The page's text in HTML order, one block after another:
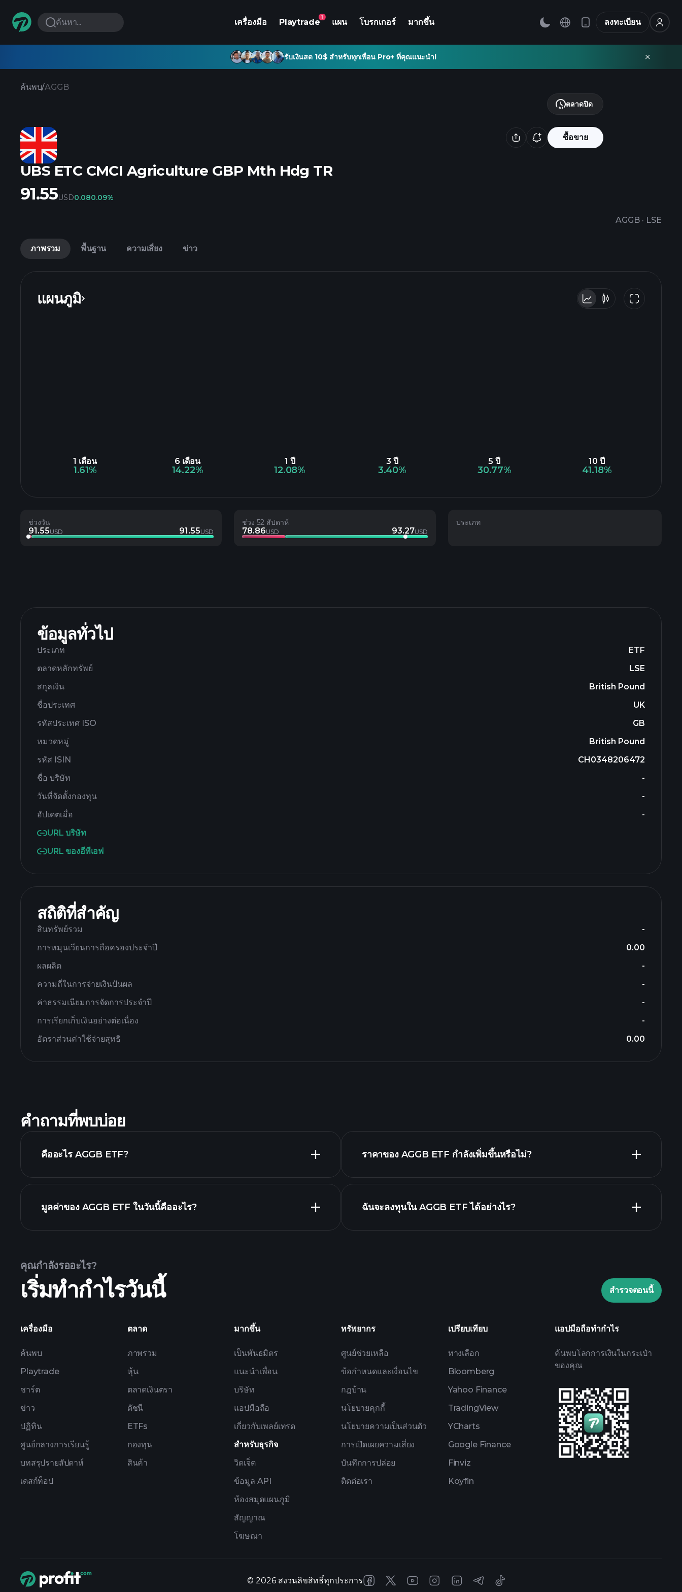
ค้นหา... เครื่องมือ Playtrade
1
แผน โบรกเกอร์ มากขึ้น ลงทะเบียน
รับเงินสด 10$ สำหรับทุกเพื่อน Pro+ ที่คุณแนะนำ!
ค้นพบ/AGGB
ซื้อขาย
UBS ETC CMCI Agriculture GBP Mth Hdg TR
AGGB · LSE
ตลาดปิด
91.55USD0.080.09%
ภาพรวม พื้นฐาน ความเสี่ยง ข่าว
แผนภูมิ
1 เดือน
1.61%
6 เดือน
14.22%
1 ปี
12.08%
3 ปี
3.40%
5 ปี
30.77%
10 ปี
41.18%
ช่วงวัน
91.55USD 91.55USD
ช่วง 52 สัปดาห์
78.86USD 93.27USD
ประเภท
ข้อมูลทั่วไป
ประเภท
ETF
ตลาดหลักทรัพย์
LSE
สกุลเงิน
British Pound
ชื่อประเทศ
UK
รหัสประเทศ ISO
GB
หมวดหมู่
British Pound
รหัส ISIN
CH0348206472
ชื่อ บริษัท
-
วันที่จัดตั้งกองทุน
-
อัปเดตเมื่อ
-
URL บริษัท
URL ของอีทีเอฟ
สถิติที่สำคัญ
สินทรัพย์รวม
-
การหมุนเวียนการถือครองประจำปี
0.00
ผลผลิต
-
ความถี่ในการจ่ายเงินปันผล
-
ค่าธรรมเนียมการจัดการประจำปี
-
การเรียกเก็บเงินอย่างต่อเนื่อง
-
อัตราส่วนค่าใช้จ่ายสุทธิ
0.00
คำถามที่พบบ่อย
คืออะไร AGGB ETF?
มูลค่าของ AGGB ETF ในวันนี้คืออะไร?
กราฟขั้นสูง
ราคาของ AGGB ETF กำลังเพิ่มขึ้นหรือไม่?
AGGB ETF chart
ฉันจะลงทุนใน AGGB ETF ได้อย่างไร?
คุณกำลังรออะไร?
เริ่มทำกำไรวันนี้ สำรวจตอนนี้
เครื่องมือ
ค้นพบ
Playtrade
ชาร์ต
ข่าว
ปฏิทิน
ศูนย์กลางการเรียนรู้
บทสรุปรายสัปดาห์
เดสก์ท็อป
ตลาด
ภาพรวม
หุ้น
ตลาดเงินตรา
ดัชนี
ETFs
กองทุน
สินค้า
มากขึ้น
เป็นพันธมิตร
แนะนำเพื่อน
บริษัท
แอปมือถือ
เกี่ยวกับเพลย์เทรด
สำหรับธุรกิจ
วิดเจ็ต
ข้อมูล API
ห้องสมุดแผนภูมิ
สัญญาณ
โฆษณา
ทรัพยากร
ศูนย์ช่วยเหลือ
ข้อกำหนดและเงื่อนไข
กฎบ้าน
นโยบายคุกกี้
นโยบายความเป็นส่วนตัว
การเปิดเผยความเสี่ยง
บันทึกการปล่อย
ติดต่อเรา
เปรียบเทียบ
ทางเลือก
Bloomberg
Yahoo Finance
TradingView
YCharts
Google Finance
Finviz
Koyfin
แอปมือถือทำกำไร
ค้นพบโลกการเงินในกระเป๋า
ของคุณ
© 2026 สงวนลิขสิทธิ์ทุกประการ